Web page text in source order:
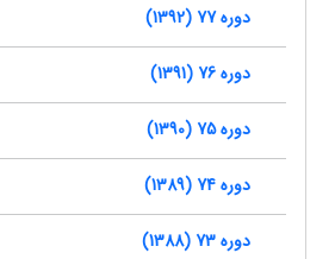
دوره 77 (1392)
دوره 76 (1391)
دوره 75 (1390)
دوره 74 (1389)
دوره 73 (1388)